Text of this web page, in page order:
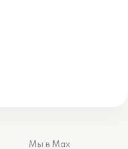
Мы в Max